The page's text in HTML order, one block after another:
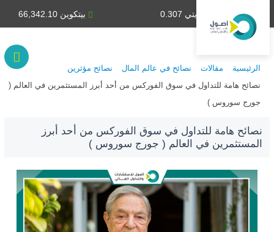
بيتكوين 66,342.10 دينار كويتي 0.307
الرئيسية مقالات نصائح في عالم المال
نصائح مؤثرين
نصائح هامة للتداول في سوق الفوركس من أحد أبرز المستثمرين في العالم (
جورج سوروس )
نصائح هامة للتداول في سوق الفوركس من أحد أبرز
المستثمرين في العالم ( جورج سوروس )